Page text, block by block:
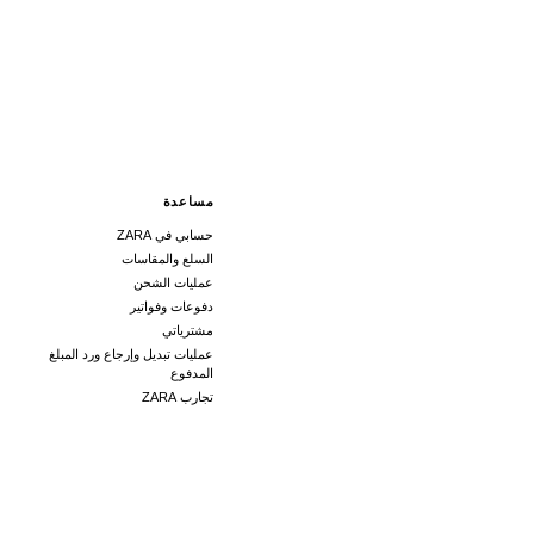
مساعدة
حسابي في ZARA
السلع والمقاسات
عمليات الشحن
دفوعات وفواتير
مشترياتي
عمليات تبديل وإرجاع ورد المبلغ
المدفوع
تجارب ZARA